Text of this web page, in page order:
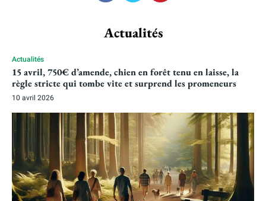
Actualités
Actualités
15 avril, 750€ d’amende, chien en forêt tenu en laisse, la
règle stricte qui tombe vite et surprend les promeneurs
10 avril 2026